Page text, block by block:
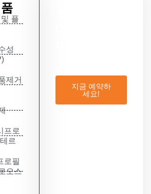
플
성
제거
프로
르
로필
오스
지금 예약하
세요!